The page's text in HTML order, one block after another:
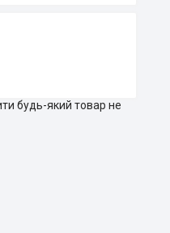
будь-який товар не